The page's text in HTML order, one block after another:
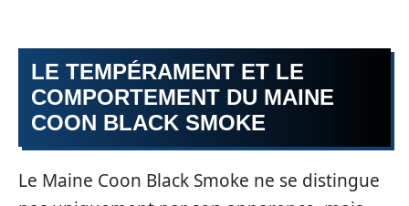
LE TEMPÉRAMENT ET LE
COMPORTEMENT DU MAINE
COON BLACK SMOKE
Le Maine Coon Black Smoke ne se distingue